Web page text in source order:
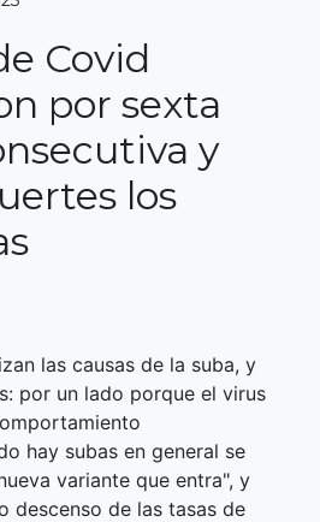
Covid
por sexta
y
los
las causas de la suba, y
por un lado porque el virus
hay subas en general se
variante que entra", y
descenso de las tasas de